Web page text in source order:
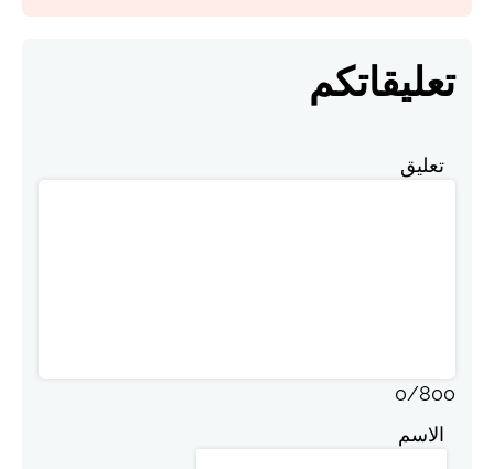
تعليقاتكم
تعليق
0/800
الاسم